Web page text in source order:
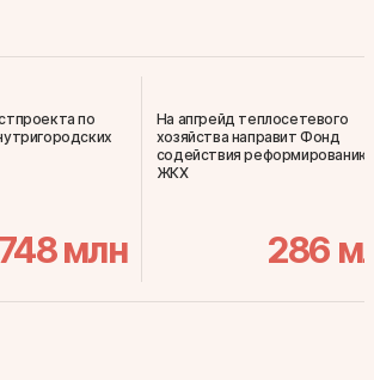
по
748млн
На апгрейд теплосетевого
хозяйства направит Фонд
содействия реформированию
ЖКХ
286